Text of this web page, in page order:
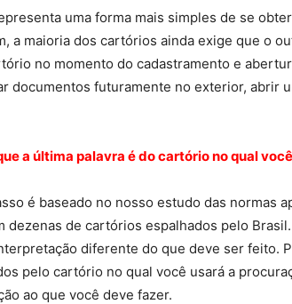
uma forma mais simples de se
a maioria dos cartórios ainda exige que o
no momento do cadastramento e
documentos futuramente no exterior, abrir
a última palavra é do cartório no qual
é baseado no nosso estudo das normas
dezenas de cartórios espalhados pelo
diferente do que deve ser feito.
pelo cartório no qual você usará a
ao que você deve fazer.